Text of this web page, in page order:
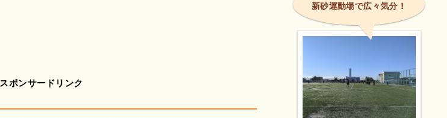
スポンサードリンク
新砂運動場で広々気分！